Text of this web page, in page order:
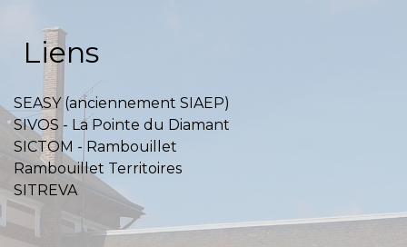
Liens
SEASY (anciennement SIAEP)
SIVOS - La Pointe du Diamant
SICTOM - Rambouillet
Rambouillet Territoires
SITREVA